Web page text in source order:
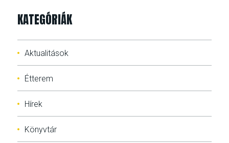
KATEGÓRIÁK
Aktualitások
Étterem
Hírek
Könyvtár